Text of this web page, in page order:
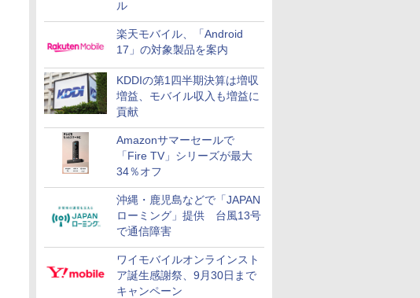
ル
楽天モバイル、「Android
17」の対象製品を案内
KDDIの第1四半期決算は増収
増益、モバイル収入も増益に
貢献
Amazonサマーセールで
「Fire TV」シリーズが最大
34％オフ
沖縄・鹿児島などで「JAPAN
ローミング」提供 台風13号
で通信障害
ワイモバイルオンラインスト
ア誕生感謝祭、9月30日まで
キャンペーン